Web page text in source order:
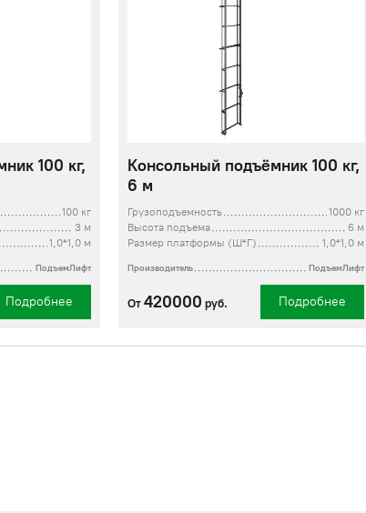
100 кг,
100 кг
3 м
1,0*1,0 м
ПодъемЛифт
Подробнее
Консольный подъёмник 100 кг,
6 м
Грузоподъемность
1000 кг
Высота подъема
6 м
Размер платформы (Ш*Г)
1,0*1,0 м
Производитель ПодъемЛифт
От 420000 руб. Подробнее